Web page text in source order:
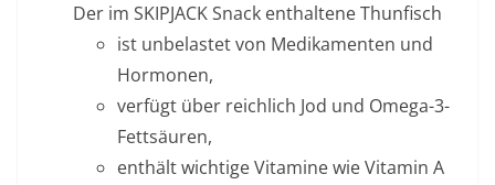
Der im SKIPJACK Snack enthaltene Thunfisch
ist unbelastet von Medikamenten und
Hormonen,
verfügt über reichlich Jod und Omega-3-
Fettsäuren,
enthält wichtige Vitamine wie Vitamin A